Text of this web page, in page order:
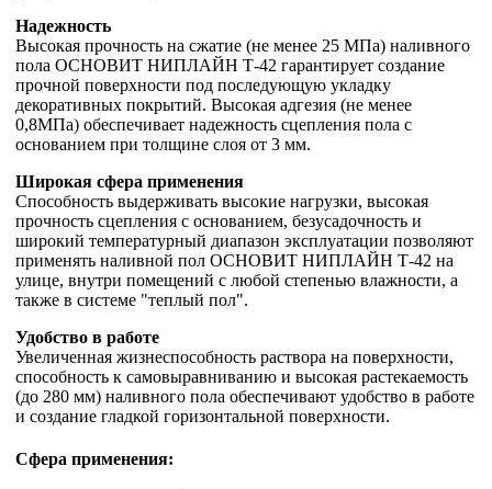
Надежность
Высокая прочность на сжатие (не менее 25 МПа) наливного
пола ОСНОВИТ НИПЛАЙН Т-42 гарантирует создание
прочной поверхности под последующую укладку
декоративных покрытий. Высокая адгезия (не менее
0,8МПа) обеспечивает надежность сцепления пола с
основанием при толщине слоя от 3 мм.
Широкая сфера применения
Способность выдерживать высокие нагрузки, высокая
прочность сцепления с основанием, безусадочность и
широкий температурный диапазон эксплуатации позволяют
применять наливной пол ОСНОВИТ НИПЛАЙН Т-42 на
улице, внутри помещений с любой степенью влажности, а
также в системе "теплый пол".
Удобство в работе
Увеличенная жизнеспособность раствора на поверхности,
способность к самовыравниванию и высокая растекаемость
(до 280 мм) наливного пола обеспечивают удобство в работе
и создание гладкой горизонтальной поверхности.
Сфера применения: